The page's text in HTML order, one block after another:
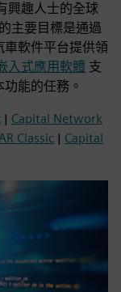
興趣人士的全球
主要目標是通過
軟件平台提供領
入式應用軟體 支
能的任務。
| Capital Network
Classic | Capital